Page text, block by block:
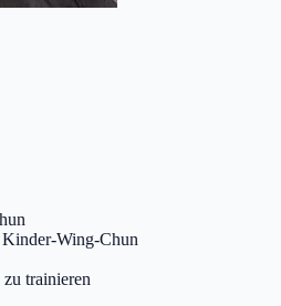
Wing-Chun
trainieren